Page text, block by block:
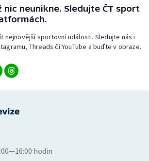
nic neunikne. Sledujte ČT sport
nejnovější sportovní události. Sledujte nás i
Threads či YouTube a buďte v obraze.
hodin